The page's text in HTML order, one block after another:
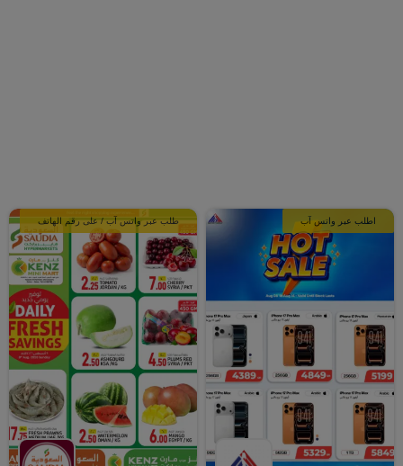
اطلب عبر واتس آب طلب عبر واتس آب / على رقم الهاتف